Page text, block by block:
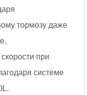
тормозу даже
при
системе